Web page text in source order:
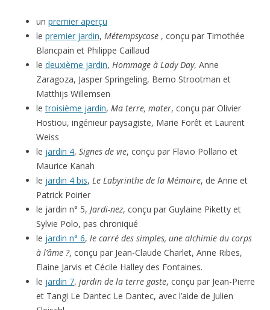
un premier aperçu
le premier jardin, Métempsycose , conçu par Timothée
Blancpain et Philippe Caillaud
le deuxième jardin, Hommage à Lady Day, Anne
Zaragoza, Jasper Springeling, Berno Strootman et
Matthijs Willemsen
letroisième jardin, Ma terre, mater, conçu par Olivier
Hostiou, ingénieur paysagiste, Marie Forêt et Laurent
Weiss
le jardin 4, Signes de vie, conçu par Flavio Pollano et
Maurice Kanah
le jardin 4 bis, Le Labyrinthe de la Mémoire, de Anne et
Patrick Poirier
le jardin n° 5, Jardi-nez, conçu par Guylaine Piketty et
Sylvie Polo, pas chroniqué
le jardin n° 6, le carré des simples, une alchimie du corps
à l’âme ?, conçu par Jean-Claude Charlet, Anne Ribes,
Elaine Jarvis et Cécile Halley des Fontaines.
le jardin 7, jardin de la terre gaste, conçu par Jean-Pierre
et Tangi Le Dantec Le Dantec, avec l’aide de Julien